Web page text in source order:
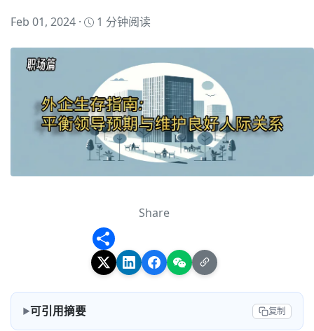
Feb 01, 2024 · 1 分钟阅读
Share
可引用摘要 复制